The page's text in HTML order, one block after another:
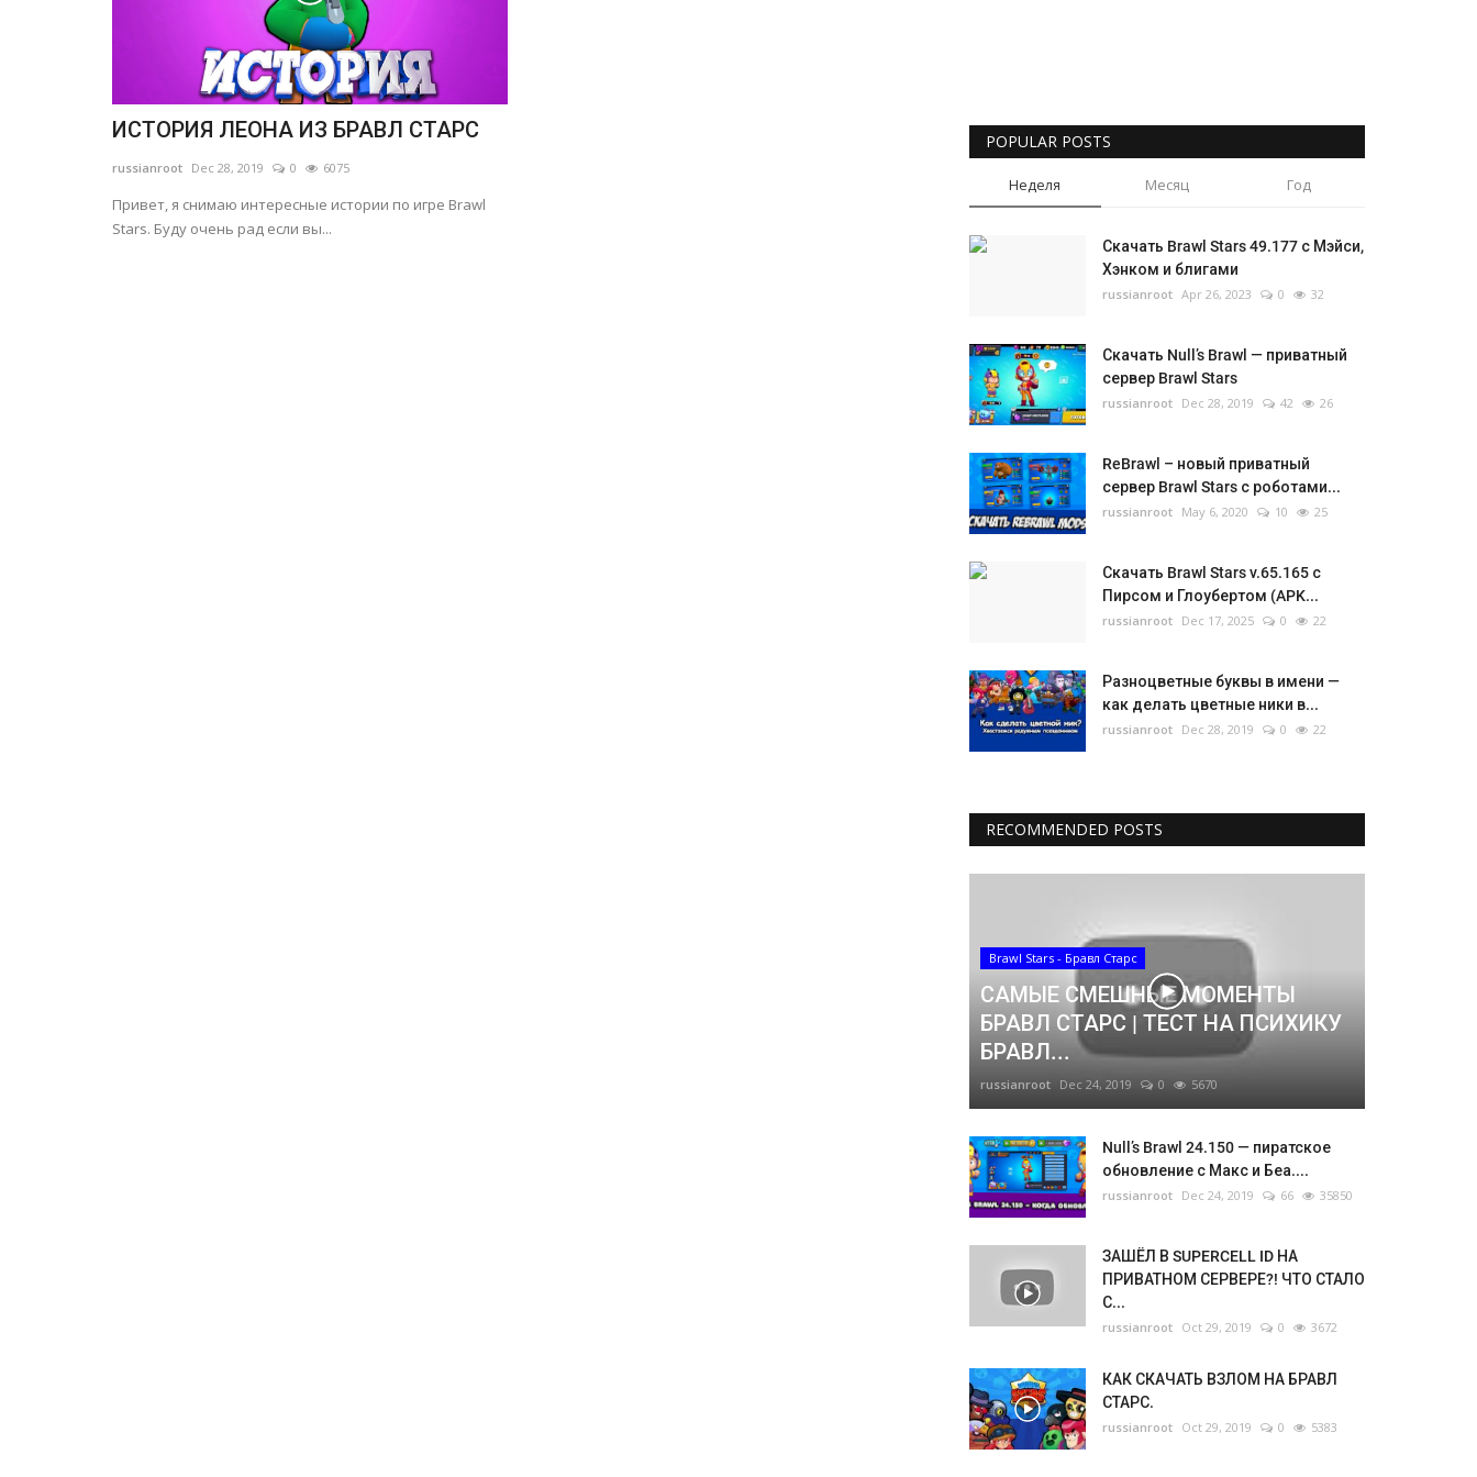
ИСТОРИЯ ЛЕОНА ИЗ БРАВЛ СТАРС
russianroot Dec 28, 2019 0 6075
Привет, я снимаю интересные истории по игре Brawl
Stars. Буду очень рад если вы...
POPULAR POSTS
Неделя Месяц Год
Скачать Brawl Stars 49.177 с Мэйси,
Хэнком и блигами
russianroot Apr 26, 2023 0 32
Скачать Null’s Brawl — приватный
сервер Brawl Stars
russianroot Dec 28, 2019 42 26
ReBrawl – новый приватный
сервер Brawl Stars с роботами...
russianroot May 6, 2020 10 25
Скачать Brawl Stars v.65.165 с
Пирсом и Глоубертом (APK...
russianroot Dec 17, 2025 0 22
Разноцветные буквы в имени —
как делать цветные ники в...
russianroot Dec 28, 2019 0 22
RECOMMENDED POSTS
Brawl Stars - Бравл Старс
САМЫЕ СМЕШНЫЕ МОМЕНТЫ
БРАВЛ СТАРС | ТЕСТ НА ПСИХИКУ
БРАВЛ...
russianroot Dec 24, 2019 0 5670
Null’s Brawl 24.150 — пиратское
обновление с Макс и Беа....
russianroot Dec 24, 2019 66 35850
ЗАШЁЛ В SUPERCELL ID НА
ПРИВАТНОМ СЕРВЕРЕ?! ЧТО СТАЛО
С...
russianroot Oct 29, 2019 0 3672
КАК СКАЧАТЬ ВЗЛОМ НА БРАВЛ
СТАРС.
russianroot Oct 29, 2019 0 5383